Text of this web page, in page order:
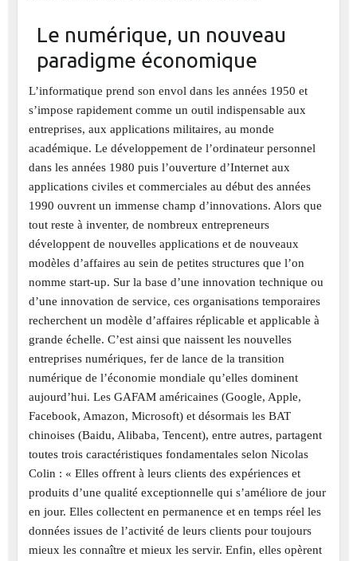
Le numérique, un nouveau
paradigme économique
L’informatique prend son envol dans les années 1950 et
s’impose rapidement comme un outil indispensable aux
entreprises, aux applications militaires, au monde
académique. Le développement de l’ordinateur personnel
dans les années 1980 puis l’ouverture d’Internet aux
applications civiles et commerciales au début des années
1990 ouvrent un immense champ d’innovations. Alors que
tout reste à inventer, de nombreux entrepreneurs
développent de nouvelles applications et de nouveaux
modèles d’affaires au sein de petites structures que l’on
nomme start-up. Sur la base d’une innovation technique ou
d’une innovation de service, ces organisations temporaires
recherchent un modèle d’affaires réplicable et applicable à
grande échelle. C’est ainsi que naissent les nouvelles
entreprises numériques, fer de lance de la transition
numérique de l’économie mondiale qu’elles dominent
aujourd’hui. Les GAFAM américaines (Google, Apple,
Facebook, Amazon, Microsoft) et désormais les BAT
chinoises (Baidu, Alibaba, Tencent), entre autres, partagent
toutes trois caractéristiques fondamentales selon Nicolas
Colin : « Elles offrent à leurs clients des expériences et
produits d’une qualité exceptionnelle qui s’améliore de jour
en jour. Elles collectent en permanence et en temps réel les
données issues de l’activité de leurs clients pour toujours
mieux les connaître et mieux les servir. Enfin, elles opèrent